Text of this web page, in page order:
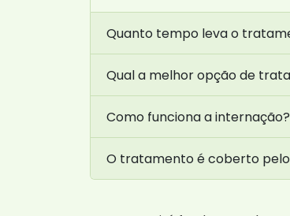
Quanto tempo leva o
Qual a melhor opção de
Como funciona a internação?
O tratamento é coberto pelo